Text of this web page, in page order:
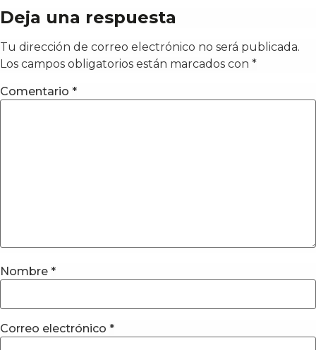
Deja una respuesta
Tu dirección de correo electrónico no será publicada.
Los campos obligatorios están marcados con *
Comentario *
Nombre *
Correo electrónico *